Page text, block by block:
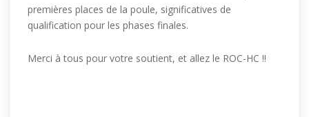
premières places de la poule, significatives de
qualification pour les phases finales.
Merci à tous pour votre soutient, et allez le ROC-HC !!